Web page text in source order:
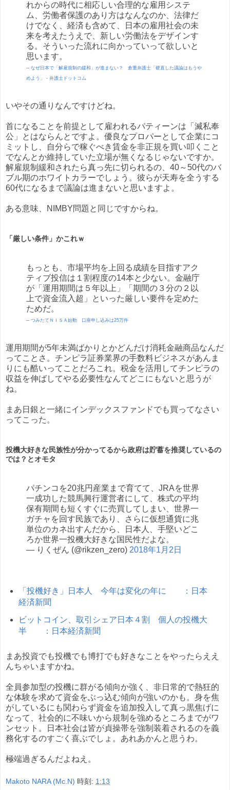
れからの時代に相応しい合理的な雇用システ
ム、労働者保護のあり方はなんなのか、法律だ
けでなく、経済も含めて、日本の雇用社会の未
来を考えたうえで、新しい労働法をデザインす
る。そういった流れに向かっていって欲しいと
思います。
-- なぜ日本で「解雇規制の緩和」が進まない？ 倉重弁護士「硬直した議論はもうや
めよう」 - 弁護士ドットコム
いやその通りなんですけどね。
首になることを前提として雇われるパティーンは「滅私奉
公」とはならんとですよ。優良なプロパーとして企業にコ
ミットし、自分らで稼ぐべき賃金を非正規を買い叩くこと
でなんとか維持していた立場が無くなるじゃないですか。
解雇規制緩和されたら真っ先に切られるの、40～50代のバ
ブル期のホワイトカラーでしょう。彼らが天寿を全うする
60代になるまで議論は進まないと思いますよ。
ある意味、NIMBY問題と同じですからね。
「厳しい条件」かこれｗ
もっとも、市場平均を上回る成績を目指すアク
ティブ投信は１割程度の14本と少ない。金融庁
が「運用期間は５年以上」「期間の３分の２以
上で資金流入超」といった厳しい要件を定めた
ためだ。
-- つみたてＮＩＳＡ始動 口座申し込みは25万件
運用期間が5年未満ばかりとかどんだけ消耗金融商品なんだ
ってことさ。チンピラ証券業界の手数料ビジネスがあんま
りにも酷いってことだろこれ。税金を活用してチンピラの
収益を伸ばしてやる必要性なんてどこにもないと思うが
ね。
まあ日銀と一緒にインデックスファンドでも買ってなさい
ってこった。
投機大好きな民族性が分かってるから政府は貯蓄を推奨しているの
では？とオモタ
パチンコを20兆円産業まで育てて、JRAを世界
一成功した競馬興行運営者にして、株式の平均
保有期間も短くすぐに売買してしまい、世界一
ガチャを回す民族であり、さらに仮想通貨に兆
単位のカネ出すんだから、日本人、手堅いどこ
ろか世界一投機大好きな国民性だよな。
— りくぜん (@rikzen_zero) 2018年1月2日
「投機好き」日本人 今年は変化の年に ：日本
経済新聞
ビットコイン、取引シェア日本４割 個人の投機大
半 ：日本経済新聞
まあ投資でも投機でも博打でも好きなことをやったらええ
んちゃいますかね。
全員参加型の投機に群がる傾向か強く、非日常的で熱狂的
な体験を求めて資金をぶっ込む傾向が強いのかも。身を焦
がしているにも関わらず資金を追加投入して真っ黒焦げに
なって、社会的に不味いから規制を強めるところまでがワ
ンセット。日本社会は皆が貞操帯を強制装着されるのを義
務化するのすごく喜ぶでしょ。あれあかんと思うわ。
極端過ぎるんだよねえ。
Makoto NARA (Mc.N) 時刻: 1:13